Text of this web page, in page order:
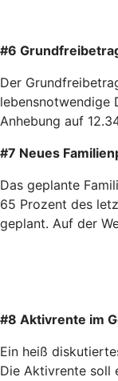
#6
Der
lebensnotwendige
Anhebung auf
#7 Neues
Das geplante
65 Prozent des
geplant. Auf der
#8 Aktivrente im
Ein heiß
Die Aktivrente soll